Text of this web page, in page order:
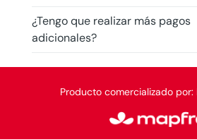
¿Tengo que realizar más pagos
adicionales?
Producto comercializado por: